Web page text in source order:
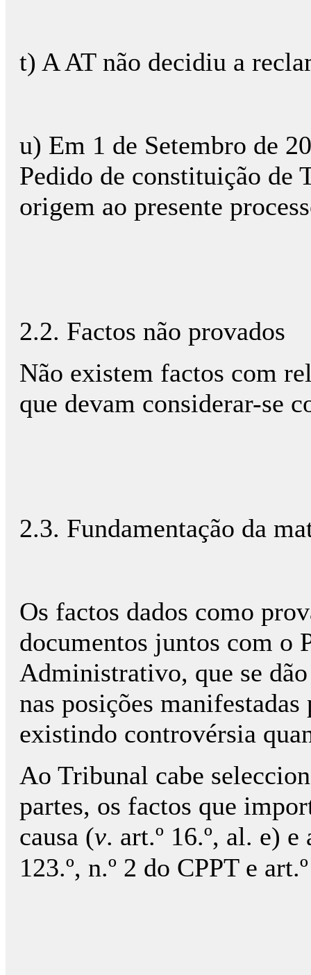
t) A AT não decidiu a
u) Em 1 de Setembro de
Pedido de constituição de
origem ao presente
2.2. Factos não provados
Não existem factos com
que devam considerar-se
2.3. Fundamentação da
Os factos dados como
documentos juntos com o
Administrativo, que se
nas posições
existindo controvérsia
Ao Tribunal cabe
partes, os factos que
causa (v. art.º 16.º, al. e) e
123.º, n.º 2 do CPPT e